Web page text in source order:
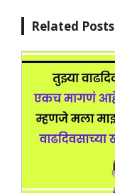
Related Posts